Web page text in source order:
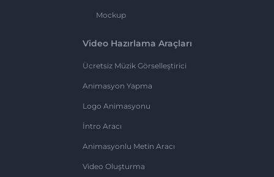
Mockup
Video Hazırlama Araçları
Ücretsiz Müzik Görselleştirici
Animasyon Yapma
Logo Animasyonu
İntro Aracı
Animasyonlu Metin Aracı
Video Oluşturma